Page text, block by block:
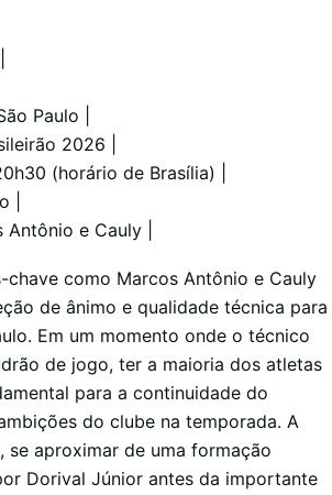
Paulo |
2026 |
(horário de Brasília) |
|
Antônio e Cauly |
chave como Marcos Antônio e Cauly
de ânimo e qualidade técnica para
Em um momento onde o técnico
de jogo, ter a maioria dos atletas
para a continuidade do
do clube na temporada. A
se aproximar de uma formação
Dorival Júnior antes da importante